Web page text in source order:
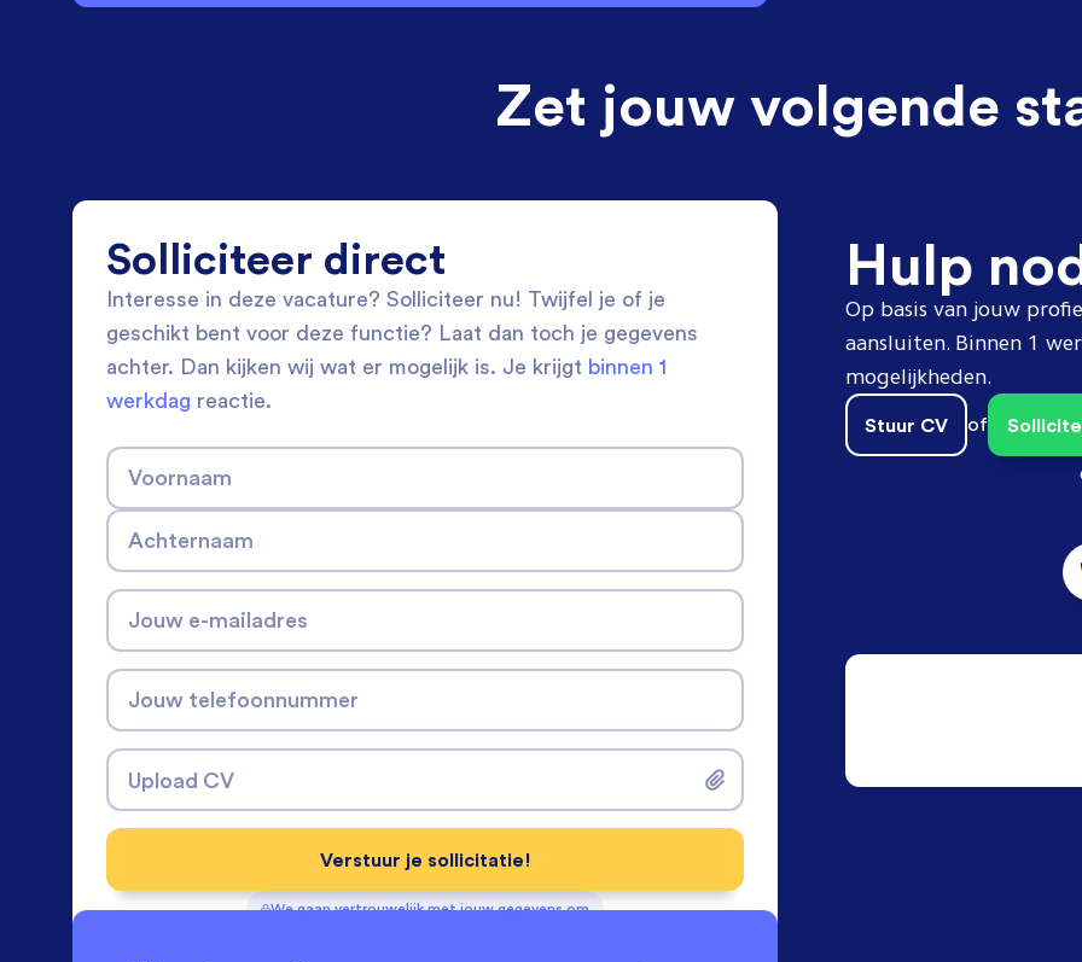
Zet jouw volgende
Solliciteer direct
Interesse in deze vacature? Solliciteer nu! Twijfel je of je
geschikt bent voor deze functie? Laat dan toch je gegevens
achter. Dan kijken wij wat er mogelijk is. Je krijgt binnen 1
werkdag reactie.
Voornaam
Achternaam
Jouw e-mailadres
Jouw telefoonnummer
Upload CV
We gaan vertrouwelijk met jouw gegevens om
Verstuur je sollicitatie!
Hulp
Op basis van jouw
aansluiten. Binnen 1
mogelijkheden.
Stuur CV of